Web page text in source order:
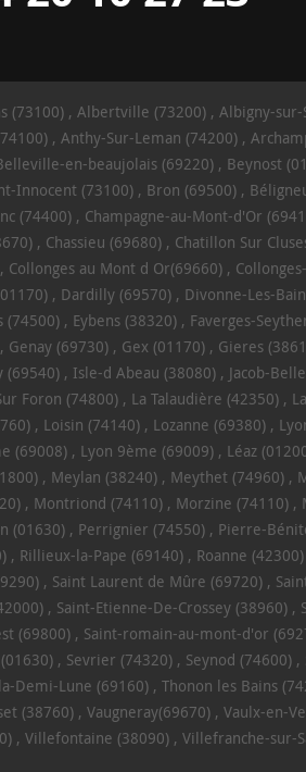
(73100) Albertville (73200) Albigny-sur-
Anthy-Sur-Leman (74200)
en-beaujolais (69220) Beynost
Innocent (73100) Bron (69500)
(74400) Champagne-au-Mont-d'Or
Chassieu (69680) Chatillon Sur
Collonges au Mont d Or(69660)
Dardilly (69570) Divonne-Les-
(74500) Eybens (38320) Faverges-
Genay (69730) Gex (01170) Gieres
(69540) Isle-d Abeau (38080) Jacob-
Foron (74800) La Talaudière (42350)
Loisin (74140) Lozanne (69380)
(69008) Lyon 9ème (69009) Léaz
Meylan (38240) Meythet (74960)
Montriond (74110) Morzine (74110)
(01630) Perrignier (74550) Pierre-
Rillieux-la-Pape (69140) Roanne (42300)
Saint Laurent de Mûre (69720)
Saint-Etienne-De-Crossey (38960)
(69800) Saint-romain-au-mont-d'or
Sevrier (74320) Seynod (74600)
Demi-Lune (69160) Thonon les Bains
(38760) Vaugneray(69670) Vaulx-en-
Villefontaine (38090) Villefranche-sur-